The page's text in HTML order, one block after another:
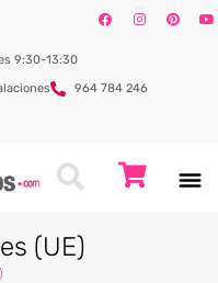
9:30-13:30
964 784 246
(UE)